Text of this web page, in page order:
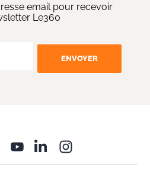
email pour recevoir
Le360
ENVOYER